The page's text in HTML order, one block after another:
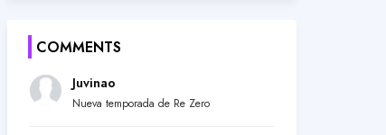
COMMENTS
Juvinao
Nueva temporada de Re Zero